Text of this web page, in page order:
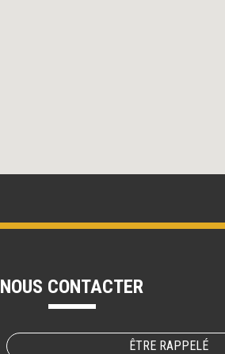
NOUS CONTACTER
ÊTRE RAPPELÉ